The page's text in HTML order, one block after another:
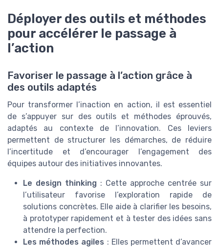
Déployer des outils et méthodes
pour accélérer le passage à
l’action
Favoriser le passage à l’action grâce à
des outils adaptés
Pour transformer l’inaction en action, il est essentiel
de s’appuyer sur des outils et méthodes éprouvés,
adaptés au contexte de l’innovation. Ces leviers
permettent de structurer les démarches, de réduire
l’incertitude et d’encourager l’engagement des
équipes autour des initiatives innovantes.
Le design thinking : Cette approche centrée sur
l’utilisateur favorise l’exploration rapide de
solutions concrètes. Elle aide à clarifier les besoins,
à prototyper rapidement et à tester des idées sans
attendre la perfection.
Les méthodes agiles : Elles permettent d’avancer